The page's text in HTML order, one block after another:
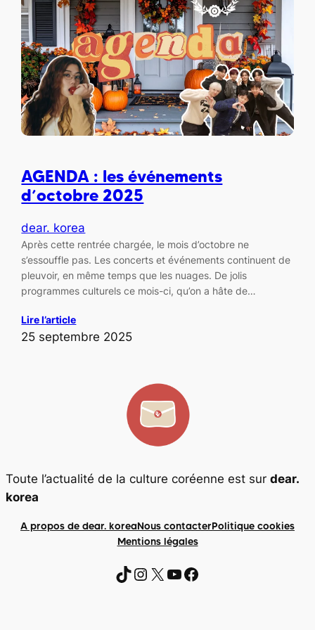
AGENDA : les événements
d’octobre 2025
dear. korea
Après cette rentrée chargée, le mois d’octobre ne
s’essouffle pas. Les concerts et événements continuent de
pleuvoir, en même temps que les nuages. De jolis
programmes culturels ce mois-ci, qu’on a hâte de…
Lire l’article
25 septembre 2025
Toute l’actualité de la culture coréenne est sur dear.
korea
A propos de dear. koreaNous contacterPolitique cookies
Mentions légales
https://www.tiktok.com/
https://
https://x.com/dearkorea82?lang=fr
https://
https://www.facebook.com/p/Dear-korea-